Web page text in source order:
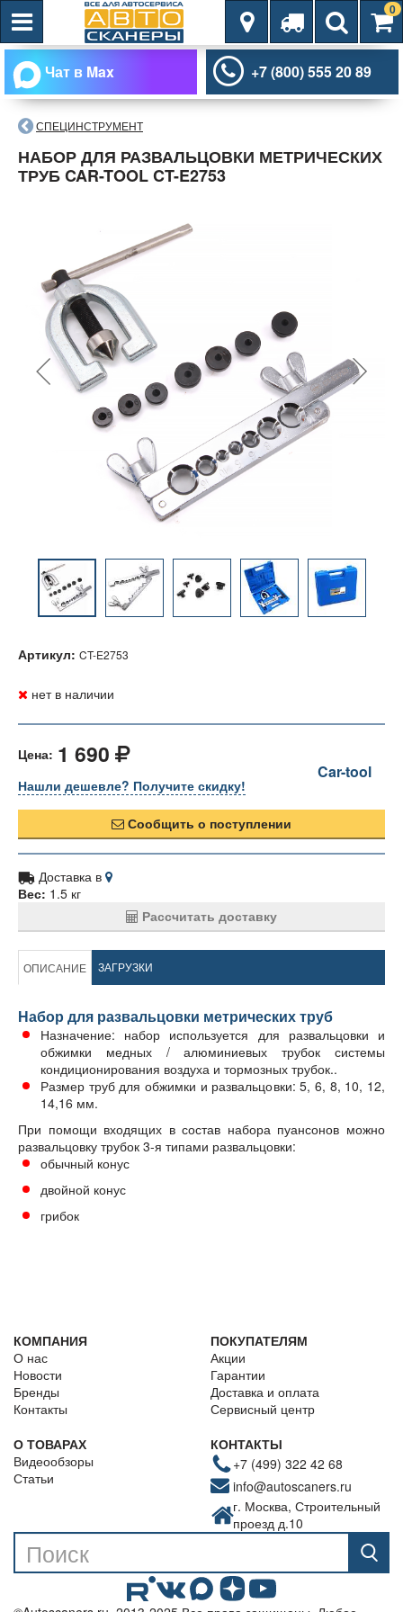
0
Чат в Max +7 (800) 555 20 89
СПЕЦИНСТРУМЕНТ
НАБОР ДЛЯ РАЗВАЛЬЦОВКИ МЕТРИЧЕСКИХ
ТРУБ CAR-TOOL CT-E2753
Артикул: CT-E2753
нет в наличии
Цена: 1 690
Car-tool
Нашли дешевле? Получите скидку!
Сообщить о поступлении
Доставка в
Вес: 1.5 кг
Рассчитать доставку
ОПИСАНИЕ ЗАГРУЗКИ
Набор для развальцовки метрических труб
Назначение: набор используется для развальцовки и
обжимки медных / алюминиевых трубок системы
кондиционирования воздуха и тормозных трубок..
Размер труб для обжимки и развальцовки: 5, 6, 8, 10, 12,
14,16 мм.
При помощи входящих в состав набора пуансонов можно
развальцовку трубок 3-я типами развальцовки:
обычный конус
двойной конус
грибок
КОМПАНИЯ
О нас
Новости
Бренды
Контакты
ПОКУПАТЕЛЯМ
Акции
Гарантии
Доставка и оплата
Сервисный центр
О ТОВАРАХ
Видеообзоры
Статьи
КОНТАКТЫ
+7 (499) 322 42 68
info@autoscaners.ru
г. Москва, Строительный
проезд д.10